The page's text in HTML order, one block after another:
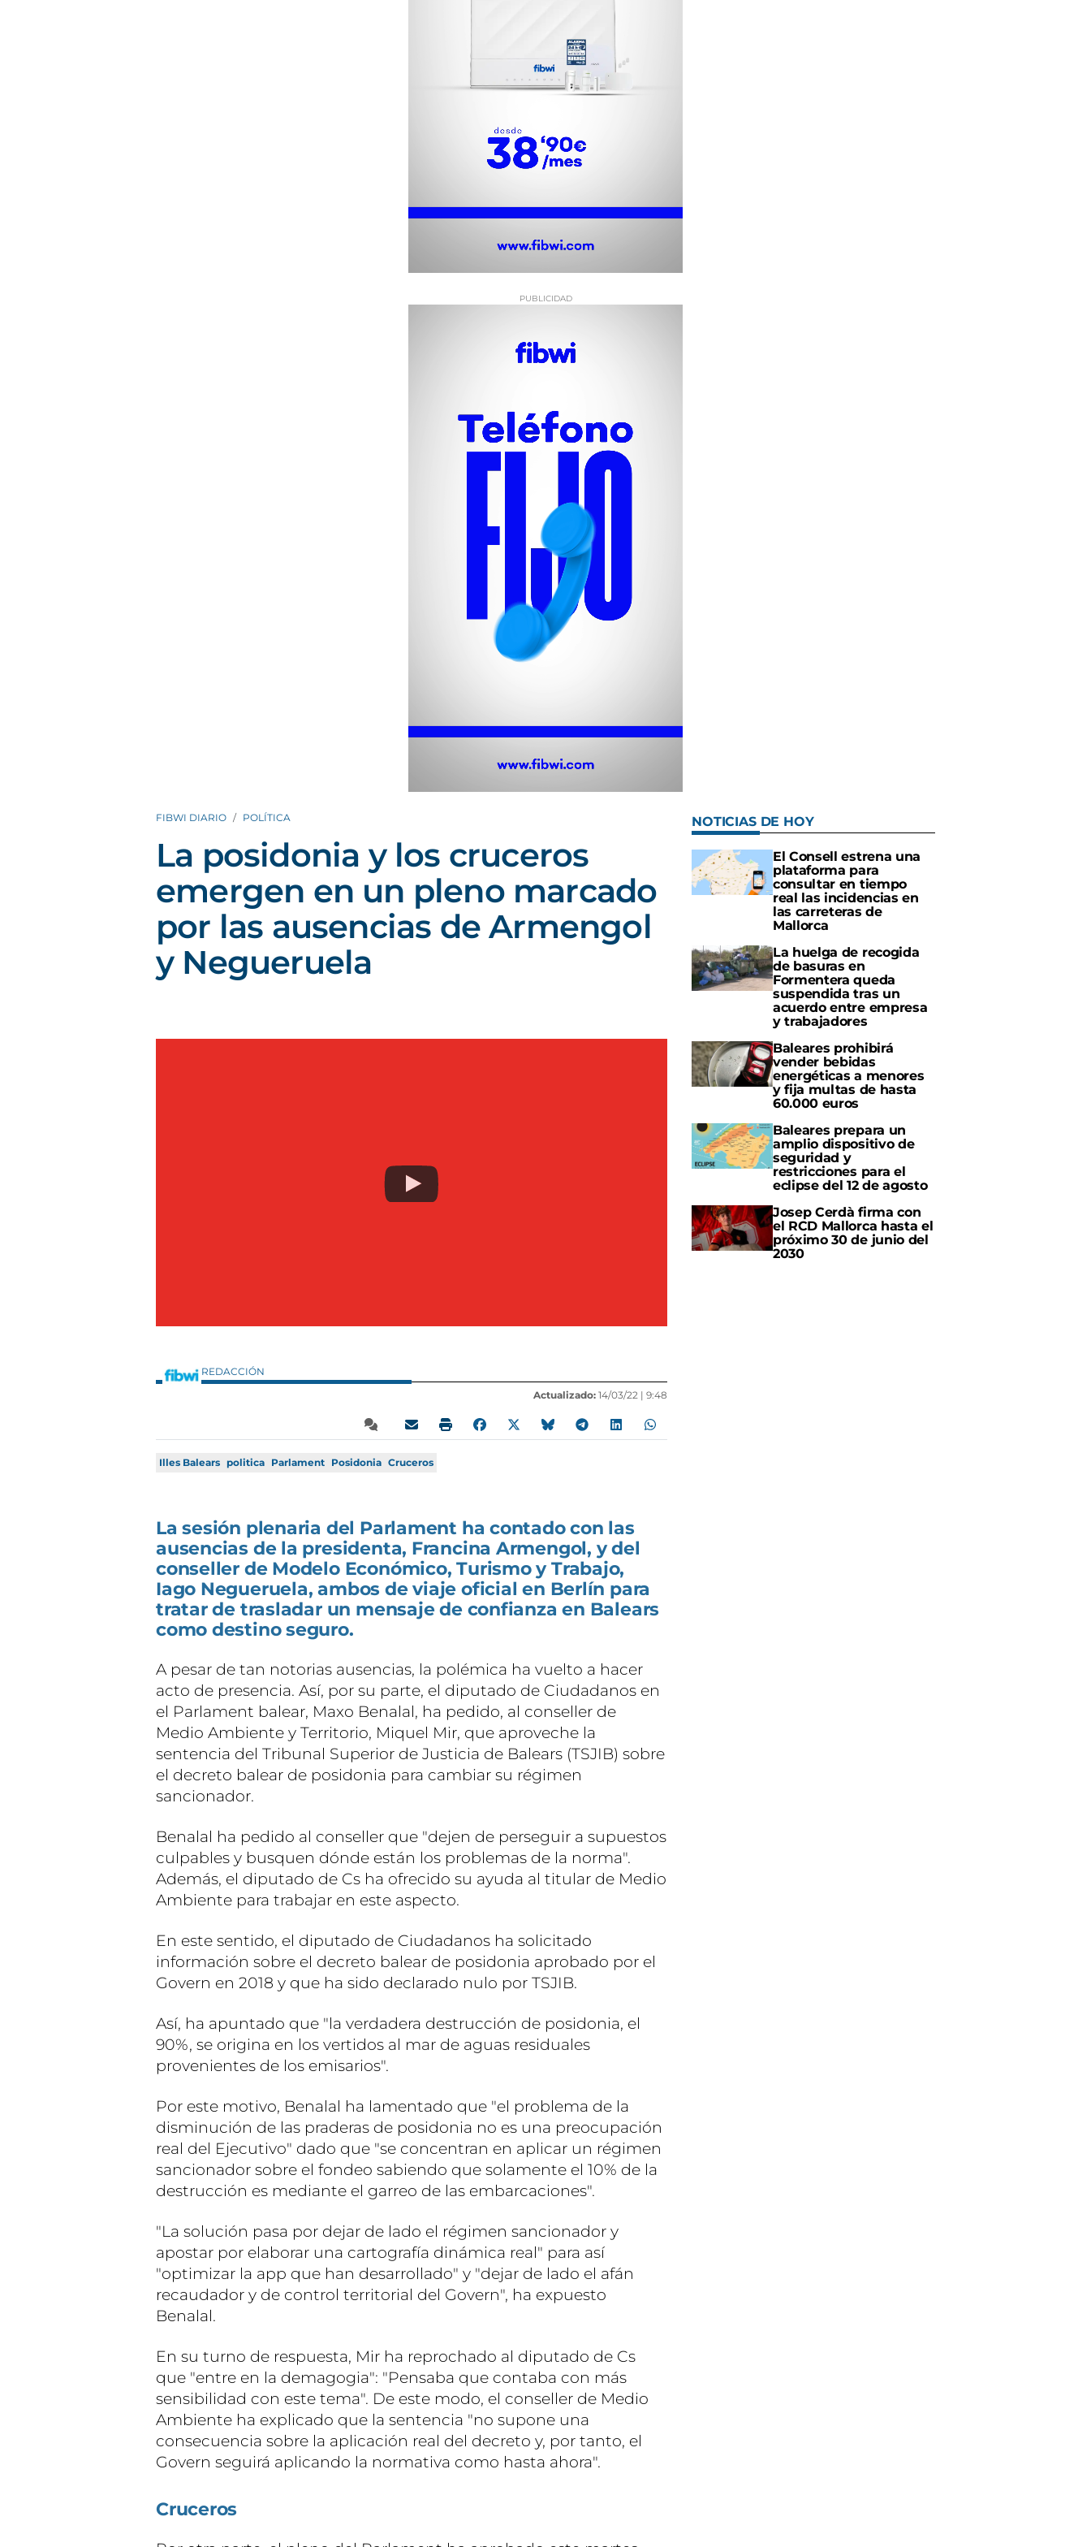
FIBWI DIARIO POLÍTICA
La posidonia y los cruceros
emergen en un pleno marcado
por las ausencias de Armengol
y Negueruela
REDACCIÓN
Actualizado: 14/03/22 | 9:48
Illes Balears politica Parlament Posidonia Cruceros
La sesión plenaria del Parlament ha contado con las
ausencias de la presidenta, Francina Armengol, y del
conseller de Modelo Económico, Turismo y Trabajo,
Iago Negueruela, ambos de viaje oficial en Berlín para
tratar de trasladar un mensaje de confianza en Balears
como destino seguro.
A pesar de tan notorias ausencias, la polémica ha vuelto a hacer
acto de presencia. Así, por su parte, el diputado de Ciudadanos en
el Parlament balear, Maxo Benalal, ha pedido, al conseller de
Medio Ambiente y Territorio, Miquel Mir, que aproveche la
sentencia del Tribunal Superior de Justicia de Balears (TSJIB) sobre
el decreto balear de posidonia para cambiar su régimen
sancionador.
Benalal ha pedido al conseller que "dejen de perseguir a supuestos
culpables y busquen dónde están los problemas de la norma".
Además, el diputado de Cs ha ofrecido su ayuda al titular de Medio
Ambiente para trabajar en este aspecto.
En este sentido, el diputado de Ciudadanos ha solicitado
información sobre el decreto balear de posidonia aprobado por el
Govern en 2018 y que ha sido declarado nulo por TSJIB.
Así, ha apuntado que "la verdadera destrucción de posidonia, el
90%, se origina en los vertidos al mar de aguas residuales
provenientes de los emisarios".
Por este motivo, Benalal ha lamentado que "el problema de la
disminución de las praderas de posidonia no es una preocupación
real del Ejecutivo" dado que "se concentran en aplicar un régimen
sancionador sobre el fondeo sabiendo que solamente el 10% de la
destrucción es mediante el garreo de las embarcaciones".
"La solución pasa por dejar de lado el régimen sancionador y
apostar por elaborar una cartografía dinámica real" para así
"optimizar la app que han desarrollado" y "dejar de lado el afán
recaudador y de control territorial del Govern", ha expuesto
Benalal.
En su turno de respuesta, Mir ha reprochado al diputado de Cs
que "entre en la demagogia": "Pensaba que contaba con más
sensibilidad con este tema". De este modo, el conseller de Medio
Ambiente ha explicado que la sentencia "no supone una
consecuencia sobre la aplicación real del decreto y, por tanto, el
Govern seguirá aplicando la normativa como hasta ahora".
Cruceros
NOTICIAS DE HOY
El Consell estrena una
plataforma para
consultar en tiempo
real las incidencias en
las carreteras de
Mallorca
La huelga de recogida
de basuras en
Formentera queda
suspendida tras un
acuerdo entre empresa
y trabajadores
Baleares prohibirá
vender bebidas
energéticas a menores
y fija multas de hasta
60.000 euros
Baleares prepara un
amplio dispositivo de
seguridad y
restricciones para el
eclipse del 12 de agosto
Josep Cerdà firma con
el RCD Mallorca hasta el
próximo 30 de junio del
2030